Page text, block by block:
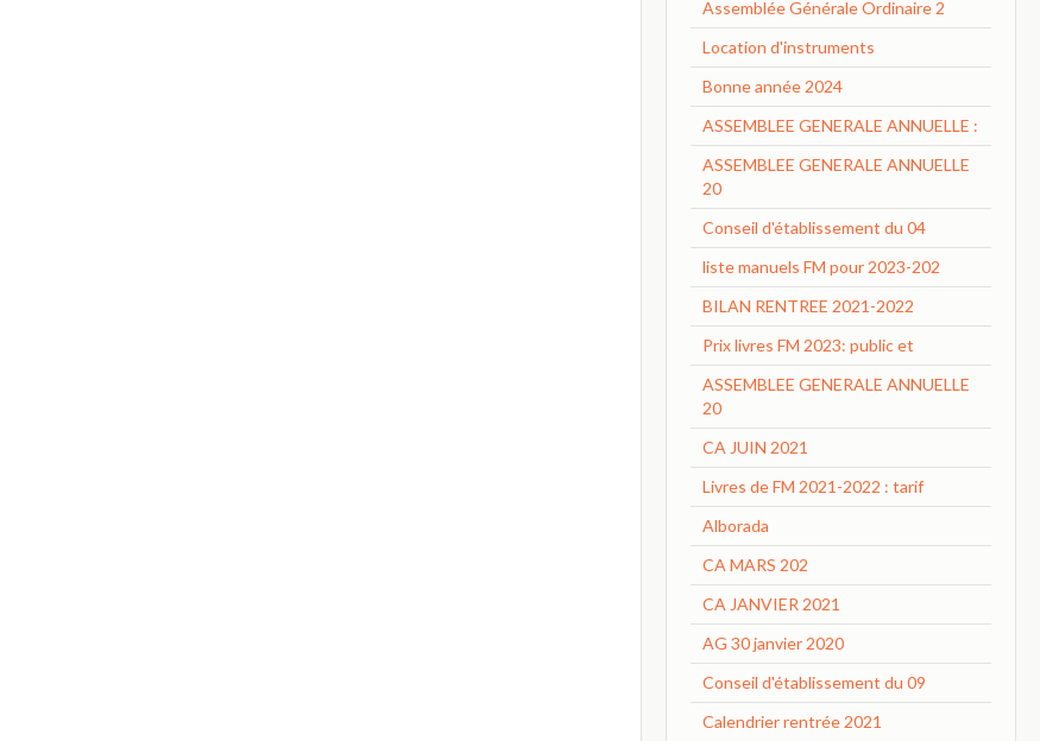
Assemblée Générale Ordinaire 2
Location d'instruments
Bonne année 2024
ASSEMBLEE GENERALE ANNUELLE :
ASSEMBLEE GENERALE ANNUELLE
20
Conseil d'établissement du 04
liste manuels FM pour 2023-202
BILAN RENTREE 2021-2022
Prix livres FM 2023: public et
ASSEMBLEE GENERALE ANNUELLE
20
CA JUIN 2021
Livres de FM 2021-2022 : tarif
Alborada
CA MARS 202
CA JANVIER 2021
AG 30 janvier 2020
Conseil d'établissement du 09
Calendrier rentrée 2021